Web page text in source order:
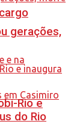
gerações,
Rio e
do Rio